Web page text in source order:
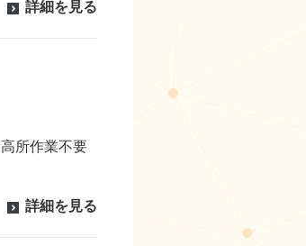
詳細を見る
所作業不要
詳細を見る